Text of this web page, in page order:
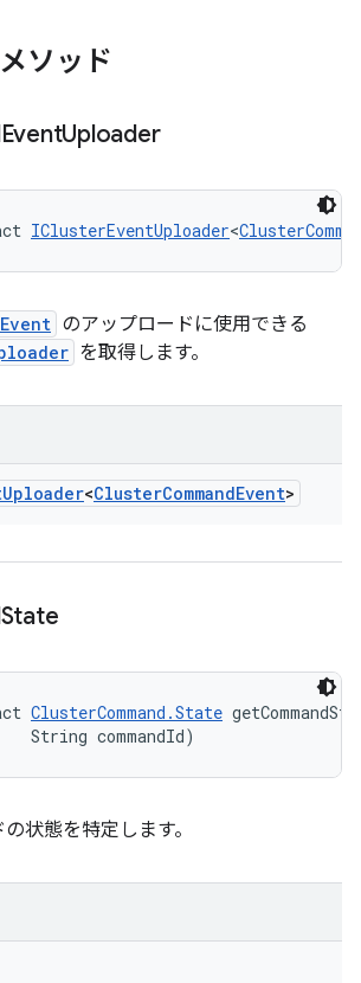
ソッド
EventUploader
IClusterEventUploader<
のアップロードに使用できる
を取得します。
Uploader<ClusterCommandEvent>
State
ClusterCommand.State
String commandId)
状態を特定します。